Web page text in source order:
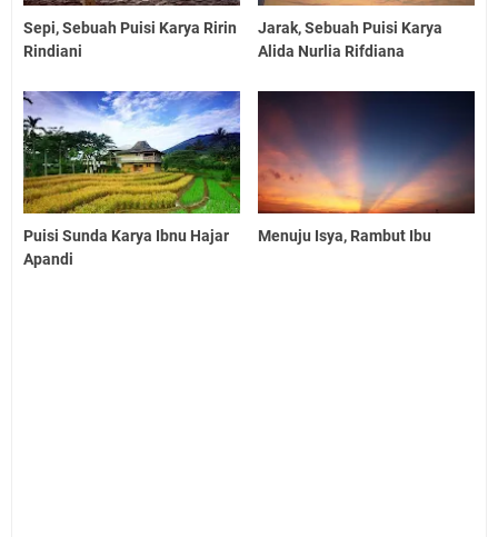
Sepi, Sebuah Puisi Karya Ririn
Rindiani
Jarak, Sebuah Puisi Karya
Alida Nurlia Rifdiana
Puisi Sunda Karya Ibnu Hajar
Apandi
Menuju Isya, Rambut Ibu